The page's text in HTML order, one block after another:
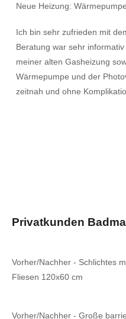
Neue Heizung: Wärmepumpe
Ich bin sehr zufrieden mit
Beratung war sehr
meiner alten Gasheizung
Wärmepumpe und der
zeitnah und ohne
Privatkunden
Vorher/Nachher - Schlichtes
Fliesen 120x60 cm
Vorher/Nachher - Große